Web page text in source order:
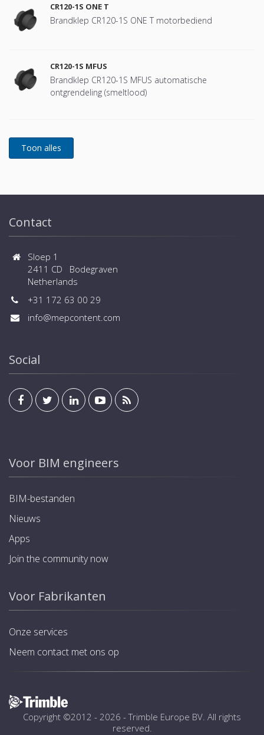
CR120-1S ONE T
Brandklep CR120-1S ONE T motorbediend
CR120-1S MFUS
Brandklep CR120-1S MFUS automatische
ontgrendeling (smeltlood)
Contact
Sloep 1
2411 CD Bodegraven
Netherlands
+31 172 63 00 29
info@mepcontent.com
Social
Voor BIM engineers
BIM-bestanden
Nieuws
Apps
Join the community now
Voor Fabrikanten
Onze services
Neem contact met ons op
Copyright ©2012 - 2026 -Trimble Europe BV . All rights
reserved.